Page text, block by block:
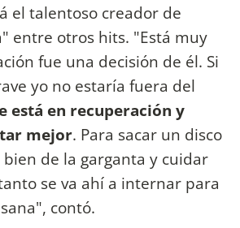
el talentoso creador de
entre otros hits. "Está muy
fue una decisión de él. Si
yo no estaría fuera del
está en recuperación y
mejor. Para sacar un disco
de la garganta y cuidar
se va ahí a internar para
contó.